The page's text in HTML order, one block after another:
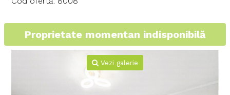
Proprietate momentan indisponibilă
Vezi galerie